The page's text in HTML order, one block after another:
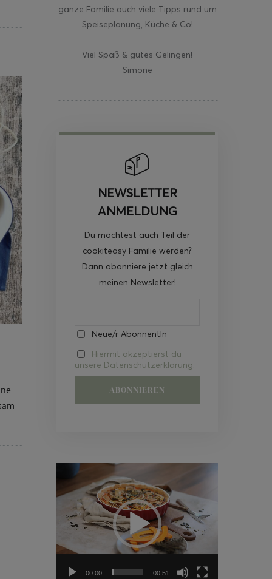
ganze Familie auch viele Tipps rund um
Speiseplanung, Küche & Co!
Viel Spaß & gutes Gelingen!
Simone
NEWSLETTER
ANMELDUNG
Du möchtest auch Teil der
cookiteasy Familie werden?
Dann abonniere jetzt gleich
meinen Newsletter!
Neue/r AbonnentIn
Hiermit akzeptierst du
unsere Datenschutzerklärung.
Video-
Player
00:00 00:51